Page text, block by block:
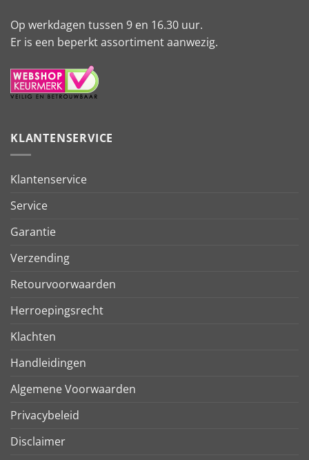
Op werkdagen tussen 9 en 16.30 uur.
Er is een beperkt assortiment aanwezig.
KLANTENSERVICE
Klantenservice
Service
Garantie
Verzending
Retourvoorwaarden
Herroepingsrecht
Klachten
Handleidingen
Algemene Voorwaarden
Privacybeleid
Disclaimer